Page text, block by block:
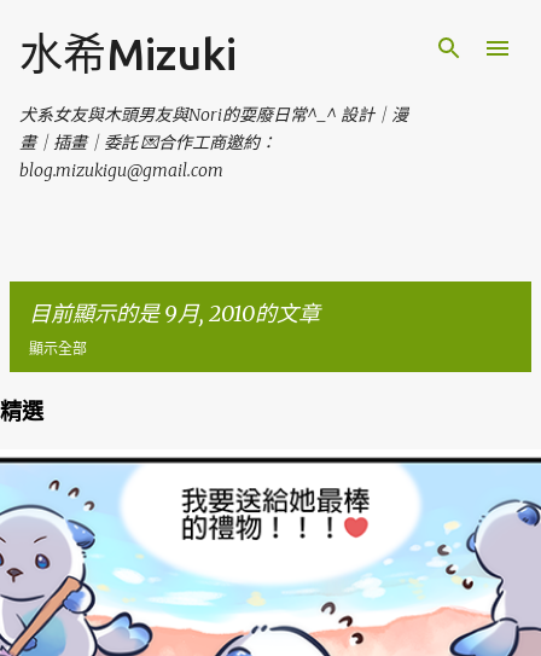
水希Mizuki
犬系女友與木頭男友與Nori的耍廢日常^_^ 設計｜漫
畫｜插畫｜委託 💌合作工商邀約：
blog.mizukigu@gmail.com
目前顯示的是 9月, 2010的文章
顯示全部
文
章
精選